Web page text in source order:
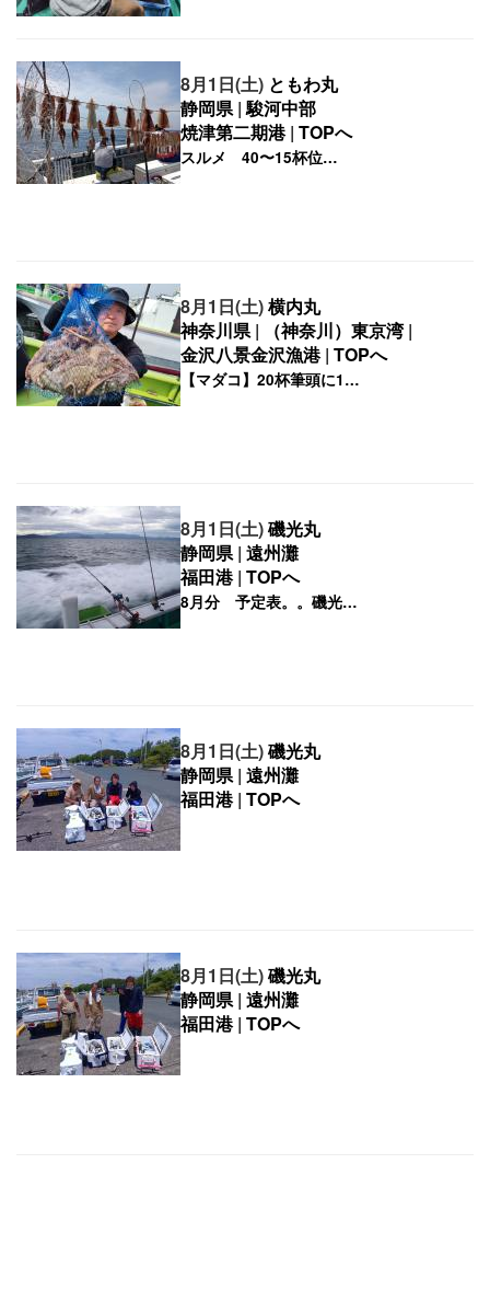
8月1日(土) ともわ丸
静岡県|駿河中部
焼津第二期港| TOPへ
8月1日(土)横内丸
神奈川県| （神奈川）東京湾|
金沢八景金沢漁港| TOPへ
8月1日(土)磯光丸
静岡県| 遠州灘
福田港| TOPへ
8月1日(土)磯光丸
静岡県| 遠州灘
福田港| TOPへ
8月1日(土)磯光丸
静岡県| 遠州灘
福田港| TOPへ